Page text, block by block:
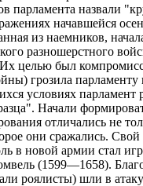
парламента назвали
начавшейся
из наемников,
разношерстного
целью был компромисс
грозила
условиях парламент
Начали
отличались не
они сражались.
в новой армии стал
(1599—1658).
роялисты) шли в